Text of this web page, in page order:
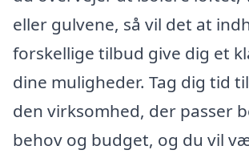
eller gulvene, så vil det at
forskellige tilbud give dig et
dine muligheder. Tag dig tid
den virksomhed, der passer
behov og budget, og du vil